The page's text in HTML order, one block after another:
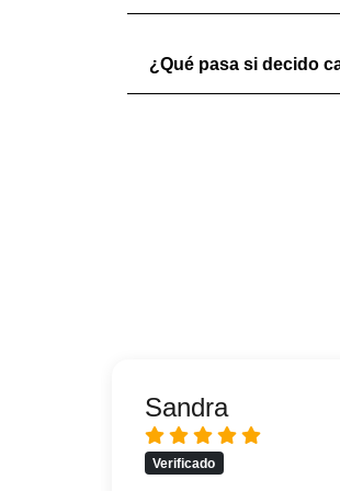
¿Qué pasa si decido
Sandra
Verificado